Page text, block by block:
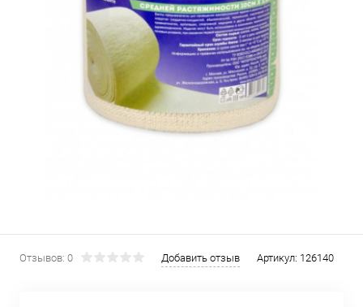
Отзывов: 0 Добавить отзыв Артикул: 126140